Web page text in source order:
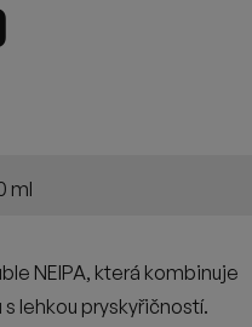
ml
NEIPA, která kombinuje
lehkou pryskyřičností.